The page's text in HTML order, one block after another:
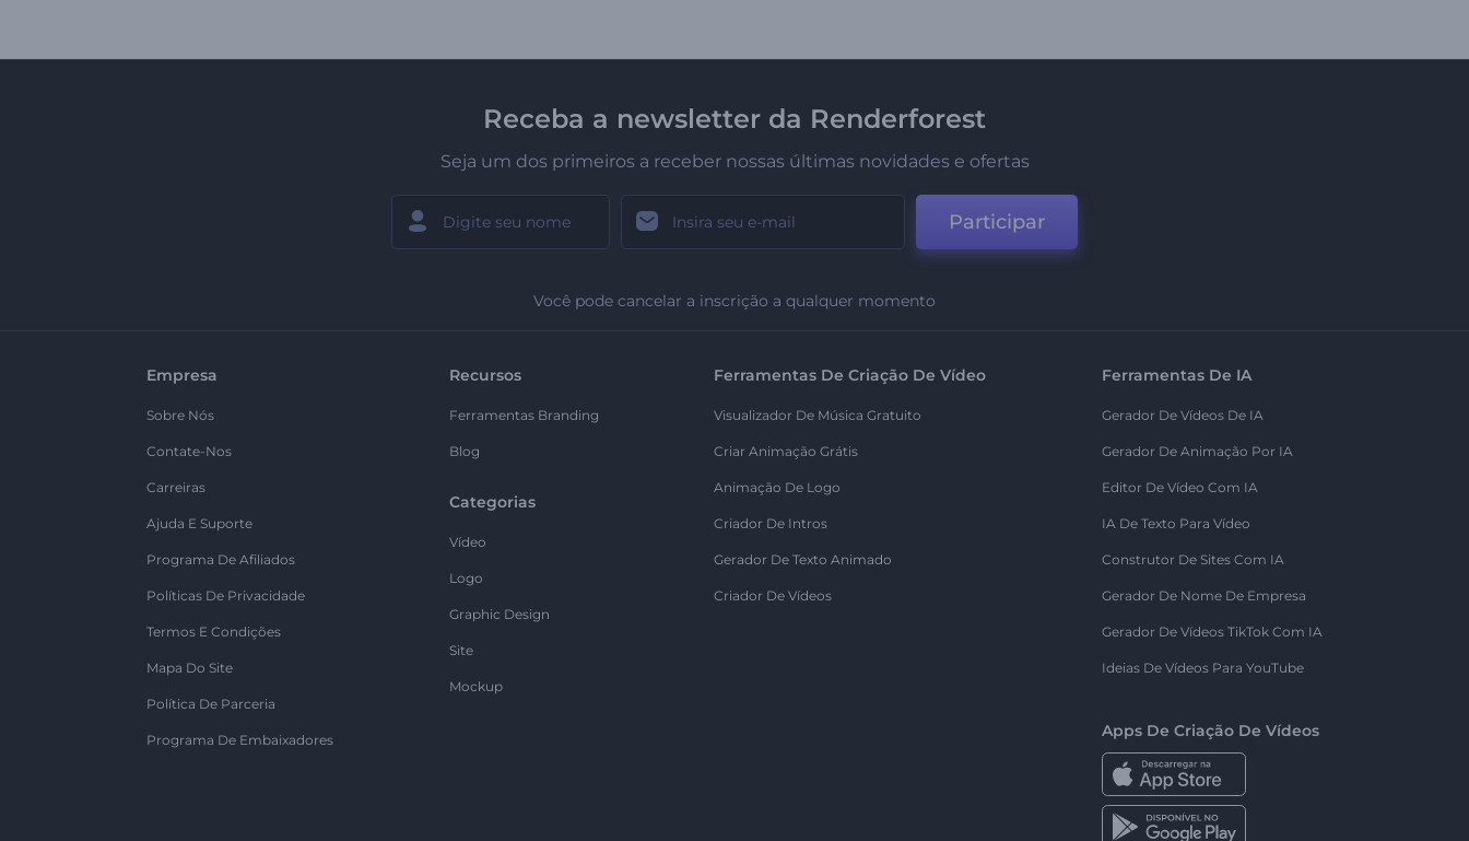
Receba a newsletter da Renderforest
Seja um dos primeiros a receber nossas últimas novidades e ofertas
Participar
Você pode cancelar a inscrição a qualquer momento
Empresa
Sobre Nós
Contate-Nos
Carreiras
Ajuda E Suporte
Programa De Afiliados
Políticas De Privacidade
Termos E Condições
Mapa Do Site
Política De Parceria
Programa De Embaixadores
Recursos
Ferramentas Branding
Blog
Categorias
Vídeo
Logo
Graphic Design
Site
Mockup
Ferramentas De Criação De Vídeo
Visualizador De Música Gratuito
Criar Animação Grátis
Animação De Logo
Criador De Intros
Gerador De Texto Animado
Criador De Vídeos
Ferramentas De IA
Gerador De Vídeos De IA
Gerador De Animação Por IA
Editor De Vídeo Com IA
IA De Texto Para Vídeo
Construtor De Sites Com IA
Gerador De Nome De Empresa
Gerador De Vídeos TikTok Com IA
Ideias De Vídeos Para YouTube
Apps De Criação De Vídeos